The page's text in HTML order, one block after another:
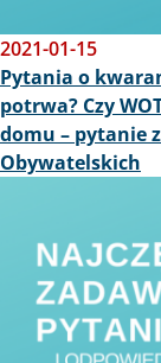
2021-01-15
Pytania o
potrwa? Czy
domu – pytanie
Obywatelskich